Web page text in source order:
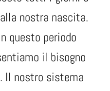
nostra nascita.
questo periodo
il bisogno
Il nostro sistema